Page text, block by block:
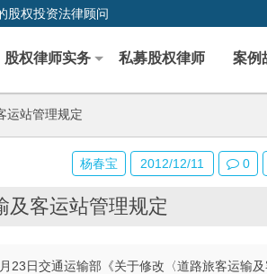
股权投资法律顾问
股权律师实务 私募股权律师 案例
运站管理规定
及客运站管理规定
日交通运输部《关于修改〈道路旅客运输及
杨春宝 2012/12/11 0